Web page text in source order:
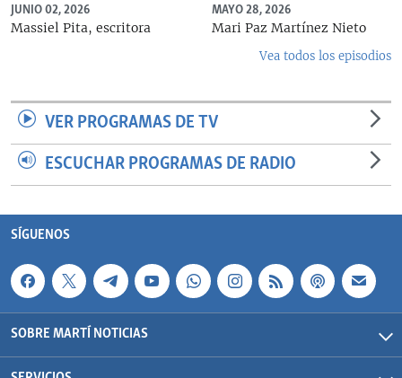
JUNIO 02, 2026
Massiel Pita, escritora
MAYO 28, 2026
Mari Paz Martínez Nieto
Vea todos los episodios
VER PROGRAMAS DE TV
ESCUCHAR PROGRAMAS DE RADIO
SÍGUENOS
SOBRE MARTÍ NOTICIAS